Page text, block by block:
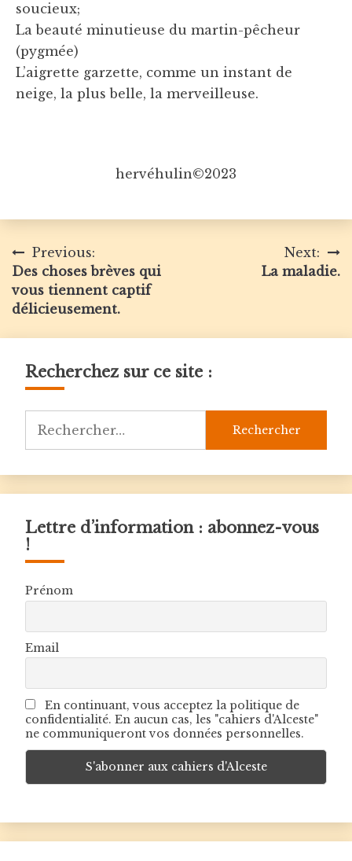
soucieux;
La beauté minutieuse du martin-pêcheur
(pygmée)
L’aigrette garzette, comme un instant de
neige, la plus belle, la merveilleuse.
hervéhulin©2023
Navigation
de
l’article
Previous:
Des choses brèves qui
vous tiennent captif
délicieusement.
Next:
La maladie.
Recherchez sur ce site :
Lettre d’information : abonnez-vous
!
Prénom
Email
En continuant, vous acceptez la politique de
confidentialité. En aucun cas, les "cahiers d'Alceste"
ne communiqueront vos données personnelles.